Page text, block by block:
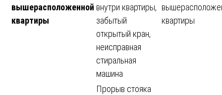
вышерасположенной
квартиры
внутри квартиры,
забытый
открытый кран,
неисправная
стиральная
машина
квартиры
Прорыв стояка